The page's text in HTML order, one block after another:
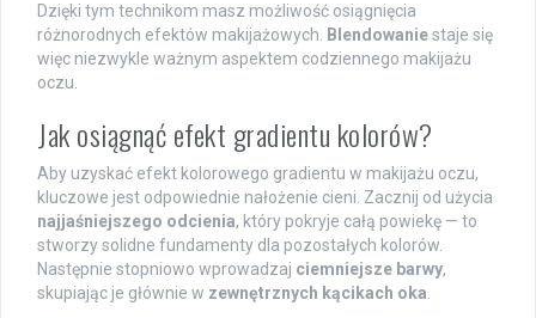
Dzięki tym technikom masz możliwość osiągnięcia
różnorodnych efektów makijażowych. Blendowaniestaje się
więc niezwykle ważnym aspektem codziennego makijażu
oczu.
Jak osiągnąć efekt gradientu kolorów?
Aby uzyskać efekt kolorowego gradientu w makijażu oczu,
kluczowe jest odpowiednie nałożenie cieni. Zacznij od użycia
najjaśniejszego odcienia, który pokryje całą powiekę — to
stworzy solidne fundamenty dla pozostałych kolorów.
Następnie stopniowo wprowadzaj ciemniejsze barwy,
skupiając je głównie w zewnętrznych kącikach oka.